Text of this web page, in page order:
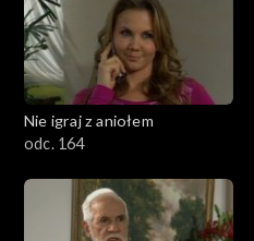
Nie igraj z aniołem
odc. 164